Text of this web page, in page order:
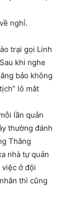
nghỉ.
trại gọi Linh
khi nghe
bảo không
lỏ mắt
lần quản
thường đánh
Thắng
nhà tự quản
ở đội
thì cũng